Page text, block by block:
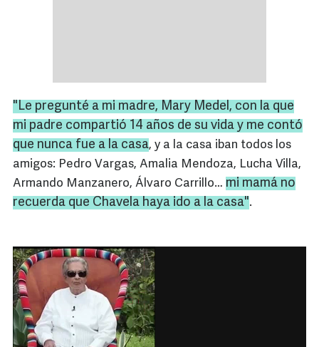
"Le pregunté a mi madre, Mary Medel, con la que
mi padre compartió 14 años de su vida y me contó
que nunca fue a la casa, y a la casa iban todos los
amigos: Pedro Vargas, Amalia Mendoza, Lucha Villa,
Armando Manzanero, Álvaro Carrillo… mi mamá no
recuerda que Chavela haya ido a la casa".